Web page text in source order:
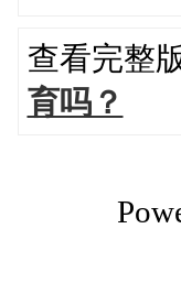
查看完整
育吗？